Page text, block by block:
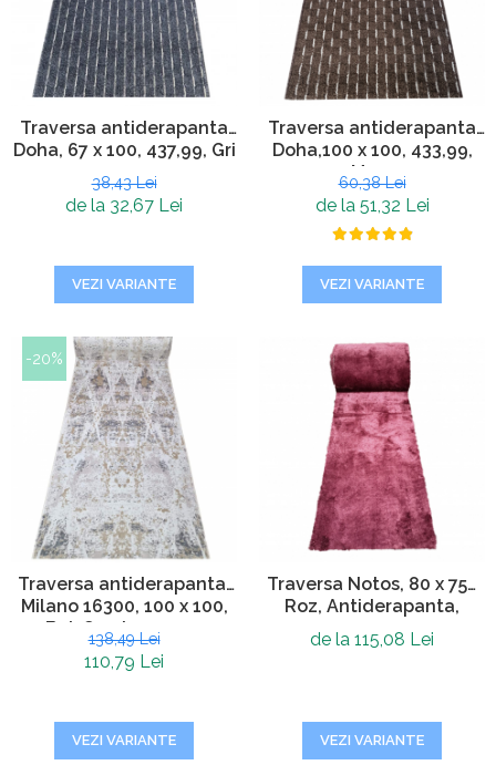
Traversa antiderapanta
Doha, 67 x 100, 437,99, Gri
38,43 Lei
de la 32,67 Lei
VEZI VARIANTE
Traversa antiderapanta
Doha,100 x 100, 433,99,
Maro
60,38 Lei
de la 51,32 Lei
VEZI VARIANTE
-20%
Traversa antiderapanta,
Milano 16300, 100 x 100,
Bej, Grosime 4 mm
138,49 Lei
110,79 Lei
VEZI VARIANTE
Traversa Notos, 80 x 750
Roz, Antiderapanta,
de la 115,08 Lei
VEZI VARIANTE